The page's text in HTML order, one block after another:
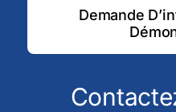
Demande